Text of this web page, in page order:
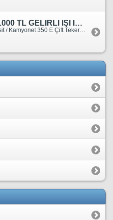
AYLIK 4.000 TL GELİRLİ İŞİ İLE BİRLİKTE SATILIKTIR.